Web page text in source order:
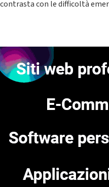
contrasta con le difficoltà